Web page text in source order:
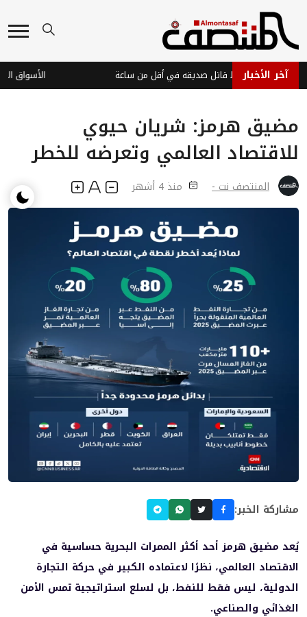
آخر الأخبار
عدن تضبط قاتل صديقه في أقل من ساعة
مضيق هرمز: شريان حيوي
للاقتصاد العالمي وتعرضه للخطر
المنتصف نت - منذ 4 أشهر
مشاركة الخبر:
يُعد مضيق هرمز أحد أكثر الممرات البحرية حساسية في
الاقتصاد العالمي، نظرًا لاعتماده الكبير في حركة التجارة
الدولية، ليس فقط للنفط، بل لسلع استراتيجية تمس الأمن
الغذائي والصناعي.